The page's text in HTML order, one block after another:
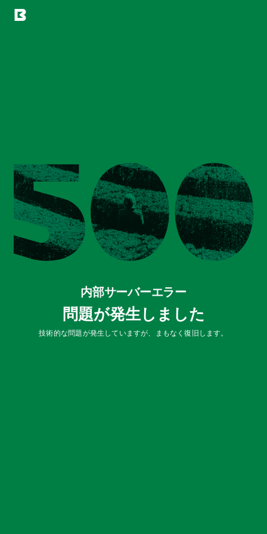
内部サーバーエラー
問題が発生しました
技術的な問題が発生していますが、まもなく復旧します。